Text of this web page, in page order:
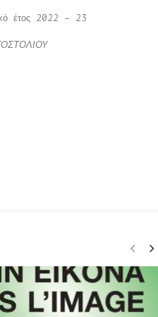
έτος 2022 – 23